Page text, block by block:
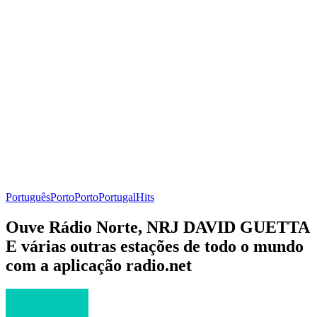
PortuguêsPortoPortoPortugalHits
Ouve Rádio Norte, NRJ DAVID GUETTA
E várias outras estações de todo o mundo
com a aplicação radio.net